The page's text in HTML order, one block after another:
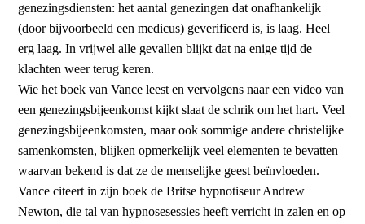
genezingsdiensten: het aantal genezingen dat onafhankelijk
(door bijvoorbeeld een medicus) geverifieerd is, is laag. Heel
erg laag. In vrijwel alle gevallen blijkt dat na enige tijd de
klachten weer terug keren.
Wie het boek van Vance leest en vervolgens naar een video van
een genezingsbijeenkomst kijkt slaat de schrik om het hart. Veel
genezingsbijeenkomsten, maar ook sommige andere christelijke
samenkomsten, blijken opmerkelijk veel elementen te bevatten
waarvan bekend is dat ze de menselijke geest beïnvloeden.
Vance citeert in zijn boek de Britse hypnotiseur Andrew
Newton, die tal van hypnosesessies heeft verricht in zalen en op